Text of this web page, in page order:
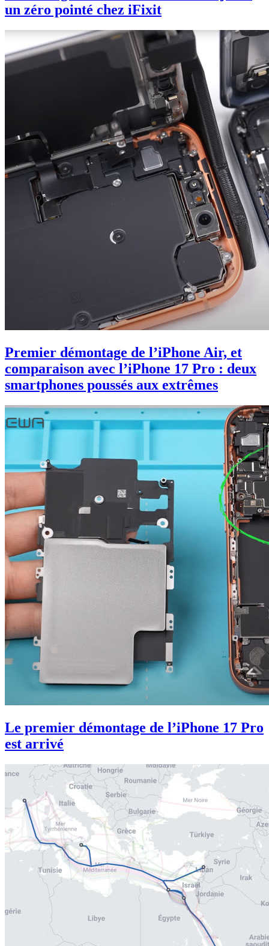
un zéro pointé chez iFixit
Premier démontage de l’iPhone Air, et
comparaison avec l’iPhone 17 Pro : deux
smartphones poussés aux extrêmes
Le premier démontage de l’iPhone 17 Pro
est arrivé